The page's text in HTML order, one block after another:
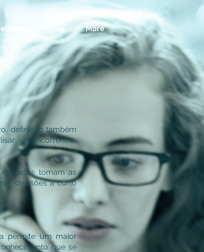
Blog More
definindo também
a concorrência,
tomam as
decisões a curto
permite um maior
que se